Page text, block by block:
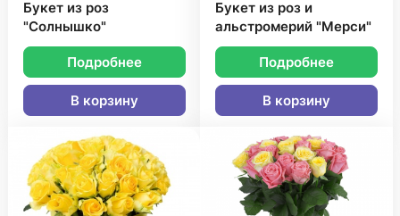
Букет из роз
"Солнышко"
Подробнее
В корзину
Букет из роз и
альстромерий "Мерси"
Подробнее
В корзину